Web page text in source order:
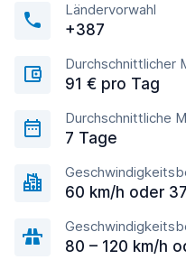
Ländervorwahl
+387
Durchschnittlicher
91 € pro Tag
Durchschnittliche
7 Tage
60 km/h oder
80 – 120 km/h